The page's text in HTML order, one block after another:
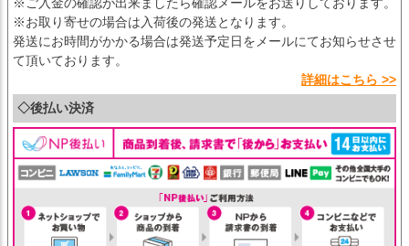
※お取り寄せの場合は入荷後の発送となります。
発送にお時間がかかる場合は発送予定日をメールにてお知らせさせ
て頂いております。
詳細はこちら >>
◇後払い決済